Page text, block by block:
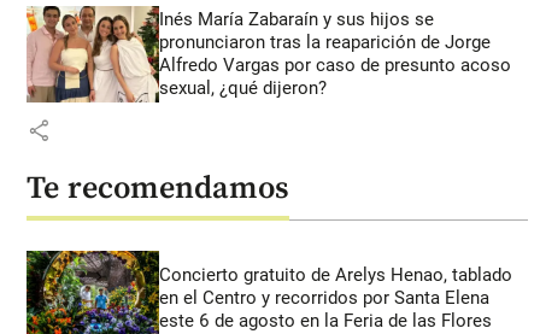
Inés María Zabaraín y sus hijos se
pronunciaron tras la reaparición de Jorge
Alfredo Vargas por caso de presunto acoso
sexual, ¿qué dijeron?
share
Te recomendamos
Concierto gratuito de Arelys Henao, tablado
en el Centro y recorridos por Santa Elena
este 6 de agosto en la Feria de las Flores